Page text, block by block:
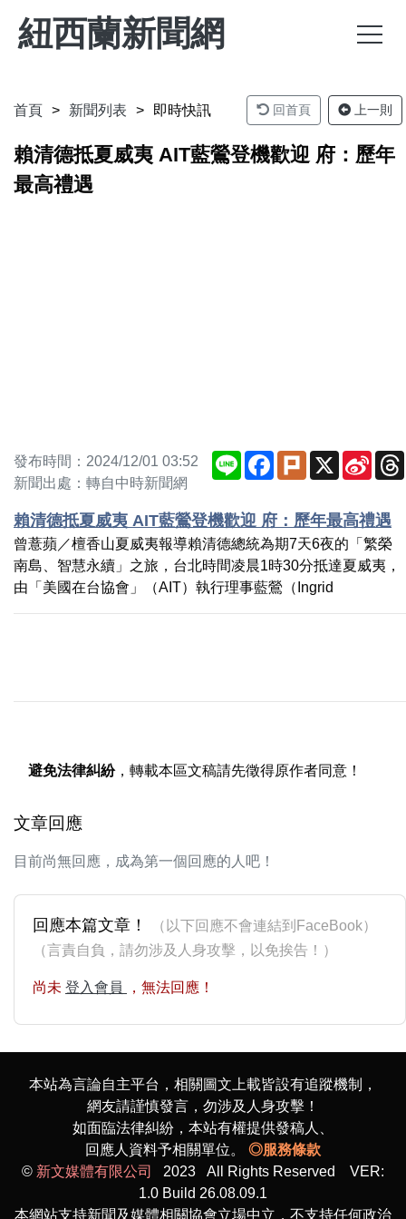
紐西蘭新聞網
首頁 新聞列表 即時快訊 回首頁 上一則
賴清德抵夏威夷 AIT藍鶯登機歡迎 府：歷年
最高禮遇
發布時間：2024/12/01 03:52
新聞出處：轉自中時新聞網
Line Facebook
Plurk X
Sina
賴清德抵夏威夷 AIT藍鶯登機歡迎 府：歷年最高禮遇
曾薏蘋／檀香山夏威夷報導賴清德總統為期7天6夜的「繁榮
南島、智慧永續」之旅，台北時間凌晨1時30分抵達夏威夷，
由「美國在台協會」（AIT）執行理事藍鶯（Ingrid
避免法律糾紛，轉載本區文稿請先徵得原作者同意！
文章回應
目前尚無回應，成為第一個回應的人吧！
回應本篇文章！
（以下回應不會連結到FaceBook）
（言責自負，請勿涉及人身攻擊，以免挨告！）
尚未 登入會員 ，無法回應！
本站為言論自主平台，相關圖文上載皆設有追蹤機制，
網友請謹慎發言，勿涉及人身攻擊！
如面臨法律糾紛，本站有權提供發稿人、
回應人資料予相關單位。 ◎服務條款
© 新文媒體有限公司
2023 All Rights Reserved VER:
1.0 Build 26.08.09.1
本網站支持新聞及媒體相關協會立場中立，不支持任何政治